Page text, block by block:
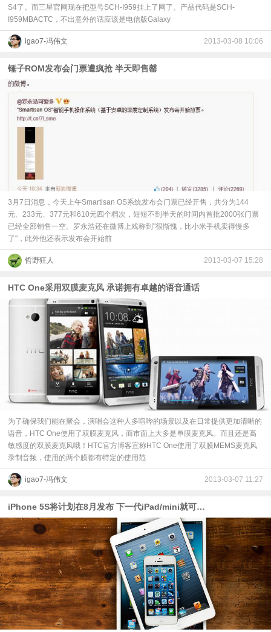
S4了。而三星官网现在把型号SCH-I959挂上了网了。产品代码是SCH-
I959MBACTC，不出意外的话应该是电信版Galaxy
igao7-冯伟文 2013-03-08 10:06
锤子ROM发布会门票遭疯抢 半天即售罄
3月7日消息，今天上午Smartisan OS系统发布会门票已经开售，共分为144
元、233元、377元和610元四个档次，短短不到半天的时间内首批2000张门票
已经全部销售一空。罗永浩还在微博上戏称到"很惭愧，比小米手机卖得慢多
了"，此外他还表示发布会开始前
哲野狂人 2013-03-07 15:28
HTC One采用双膜麦克风 承诺拥有卓越的语音通话
为了确保我们能在聚会，演唱会这种人多喧哗的场景以及在日常提供更加清晰的
语音，HTC One使用了双膜麦克风，而市面上大多是单膜麦克风。而且还是高
敏感度的双膜麦克风哦！HTC官方博客宣称HTC One使用了双膜MEMS麦克风
录制音频，使用的两个膜都有特定的使用范
igao7-冯伟文 2013-03-07 11:27
iPhone 5S将计划在8月发布 下一代iPad/mini就可能在4月发布